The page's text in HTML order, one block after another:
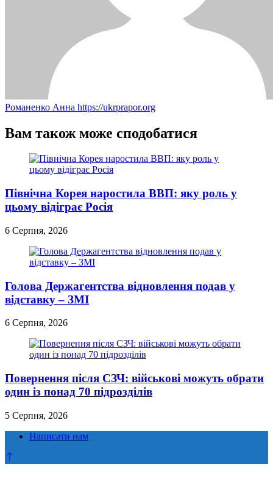
Романенко Анна https://ukrprapor.org
Вам також може сподобатися
Північна Корея наростила ВВП: яку роль у
цьому відіграє Росія
6 Серпня, 2026
Голова Держагентства відновлення подав у
відставку – ЗМІ
6 Серпня, 2026
Повернення після СЗЧ: військові можуть обрати
один із понад 70 підрозділів
5 Серпня, 2026
Написати нам
Прокрутка
до